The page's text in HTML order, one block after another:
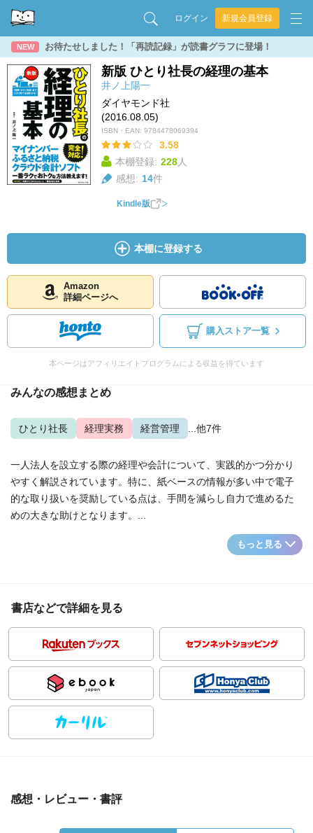
ログイン 新規会員登録
NEW お待たせしました！「再読記録」が読書グラフに登場！
新版 ひとり社長の経理の基本
井ノ上陽一
ダイヤモンド社
(2016.08.05)
ISBN・EAN: 9784478069394
3.58
本棚登録: 228人
感想: 14件
Kindle版
本棚に登録する
Amazon
詳細ページへ
購入ストア一覧
本ページはアフィリエイトプログラムによる収益を得ています
みんなの感想まとめ
ひとり社長 経理実務 経営管理 ...他7件
一人法人を設立する際の経理や会計について、実践的かつ分かり
やすく解説されています。特に、紙ベースの情報が多い中で電子
的な取り扱いを奨励している点は、手間を減らし自力で進めるた
めの大きな助けとなります。...
もっと見る
書店などで詳細を見る
感想・レビュー・書評